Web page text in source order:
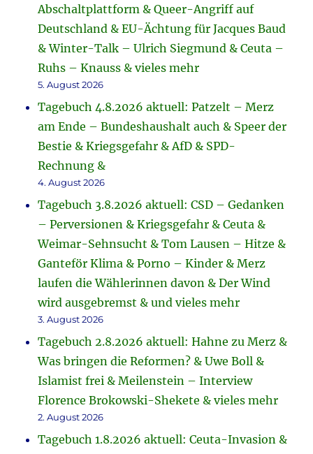
Abschaltplattform & Queer-Angriff auf
Deutschland & EU-Ächtung für Jacques Baud
& Winter-Talk – Ulrich Siegmund & Ceuta –
Ruhs – Knauss & vieles mehr
5. August 2026
Tagebuch 4.8.2026 aktuell: Patzelt – Merz
am Ende – Bundeshaushalt auch & Speer der
Bestie & Kriegsgefahr & AfD & SPD-
Rechnung &
4. August 2026
Tagebuch 3.8.2026 aktuell: CSD – Gedanken
– Perversionen & Kriegsgefahr & Ceuta &
Weimar-Sehnsucht & Tom Lausen – Hitze &
Ganteför Klima & Porno – Kinder & Merz
laufen die Wählerinnen davon & Der Wind
wird ausgebremst & und vieles mehr
3. August 2026
Tagebuch 2.8.2026 aktuell: Hahne zu Merz &
Was bringen die Reformen? & Uwe Boll &
Islamist frei & Meilenstein – Interview
Florence Brokowski-Shekete & vieles mehr
2. August 2026
Tagebuch 1.8.2026 aktuell: Ceuta-Invasion &